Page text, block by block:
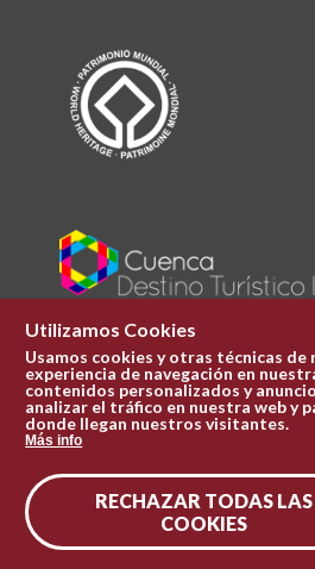
Síguenos
Utilizamos Cookies
Usamos cookies y otras técnicas
experiencia de navegación en
contenidos personalizados y
analizar el tráfico en nuestra web y
donde llegan nuestros visitantes.
Más info
RECHAZAR TODAS LAS
COOKIES